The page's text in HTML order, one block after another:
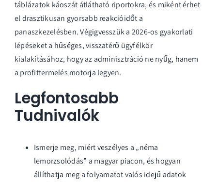
táblázatok káoszát átlátható riportokra, és miként érhet
el drasztikusan gyorsabb reakcióidőt a
panaszkezelésben. Végigvesszük a 2026-os gyakorlati
lépéseket a hűséges, visszatérő ügyfélkör
kialakításához, hogy az adminisztráció ne nyűg, hanem
a profittermelés motorja legyen.
Legfontosabb
Tudnivalók
Ismerje meg, miért veszélyes a „néma
lemorzsolódás” a magyar piacon, és hogyan
állíthatja meg a folyamatot valós idejű adatok